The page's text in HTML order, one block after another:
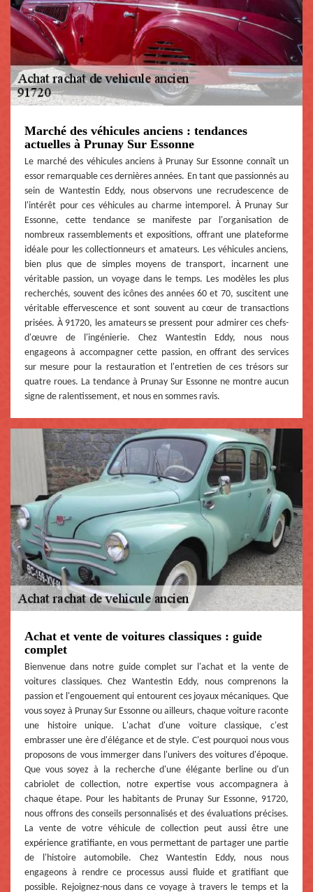
Marché des véhicules anciens : tendances
actuelles à Prunay Sur Essonne
Le marché des véhicules anciens à Prunay Sur Essonne connaît un
essor remarquable ces dernières années. En tant que passionnés au
sein de Wantestin Eddy, nous observons une recrudescence de
l'intérêt pour ces véhicules au charme intemporel. À Prunay Sur
Essonne, cette tendance se manifeste par l'organisation de
nombreux rassemblements et expositions, offrant une plateforme
idéale pour les collectionneurs et amateurs. Les véhicules anciens,
bien plus que de simples moyens de transport, incarnent une
véritable passion, un voyage dans le temps. Les modèles les plus
recherchés, souvent des icônes des années 60 et 70, suscitent une
véritable effervescence et sont souvent au cœur de transactions
prisées. À 91720, les amateurs se pressent pour admirer ces chefs-
d'œuvre de l'ingénierie. Chez Wantestin Eddy, nous nous
engageons à accompagner cette passion, en offrant des services
sur mesure pour la restauration et l'entretien de ces trésors sur
quatre roues. La tendance à Prunay Sur Essonne ne montre aucun
signe de ralentissement, et nous en sommes ravis.
Achat et vente de voitures classiques : guide
complet
Bienvenue dans notre guide complet sur l'achat et la vente de
voitures classiques. Chez Wantestin Eddy, nous comprenons la
passion et l'engouement qui entourent ces joyaux mécaniques. Que
vous soyez à Prunay Sur Essonne ou ailleurs, chaque voiture raconte
une histoire unique. L'achat d'une voiture classique, c'est
embrasser une ère d'élégance et de style. C'est pourquoi nous vous
proposons de vous immerger dans l'univers des voitures d'époque.
Que vous soyez à la recherche d'une élégante berline ou d'un
cabriolet de collection, notre expertise vous accompagnera à
chaque étape. Pour les habitants de Prunay Sur Essonne, 91720,
nous offrons des conseils personnalisés et des évaluations précises.
La vente de votre véhicule de collection peut aussi être une
expérience gratifiante, en vous permettant de partager une partie
de l'histoire automobile. Chez Wantestin Eddy, nous nous
engageons à rendre ce processus aussi fluide et gratifiant que
possible. Rejoignez-nous dans ce voyage à travers le temps et la